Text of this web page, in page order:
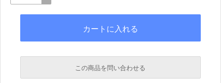
この商品を問い合わせる